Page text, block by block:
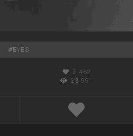
# EYES
2 462
23 991